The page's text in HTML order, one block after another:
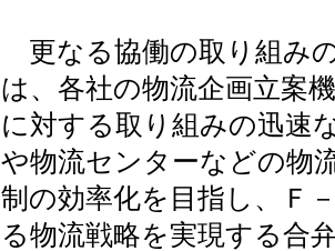
更なる協働の取り組み
は、各社の物流企画立案
に対する取り組みの迅速
や物流センターなどの物
制の効率化を目指し、Ｆ
る物流戦略を実現する合